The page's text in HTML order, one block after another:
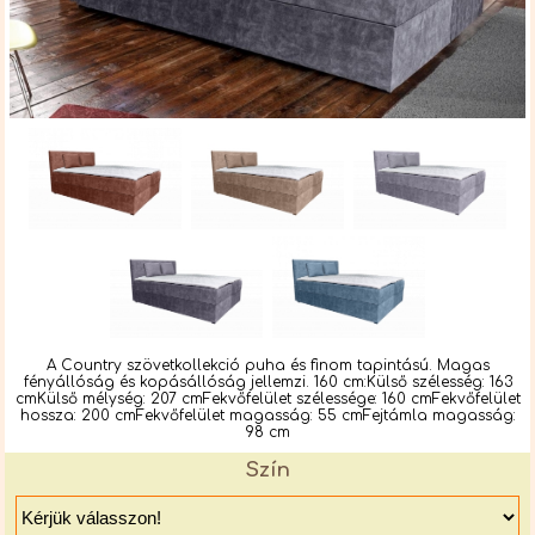
A Country szövetkollekció puha és finom tapintású. Magas
fényállóság és kopásállóság jellemzi. 160 cm:Külső szélesség: 163
cmKülső mélység: 207 cmFekvőfelület szélessége: 160 cmFekvőfelület
hossza: 200 cmFekvőfelület magasság: 55 cmFejtámla magasság:
98 cm
Szín